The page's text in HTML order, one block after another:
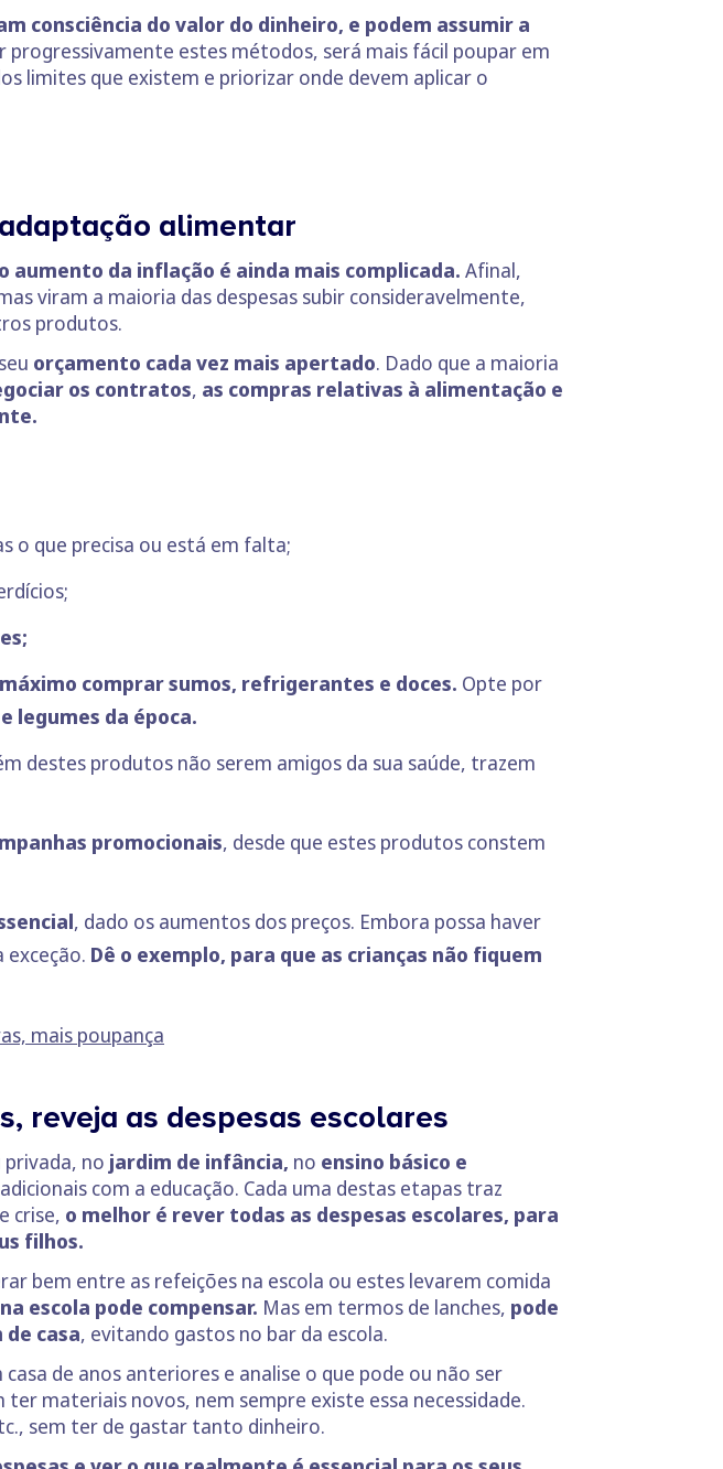
consciência do valor do dinheiro, e podem assumir a
progressivamente estes métodos, será mais fácil poupar em
limites que existem e priorizar onde devem aplicar o
alimentar
aumento da inflação é ainda mais complicada. Afinal,
viram a maioria das despesas subir consideravelmente,
produtos.
orçamento cada vez mais apertado. Dado que a maioria
os contratos, as compras relativas à alimentação e
o que precisa ou está em falta;
comprar sumos, refrigerantes e doces. Opte por
legumes da época.
destes produtos não serem amigos da sua saúde, trazem
promocionais, desde que estes produtos constem
, dado os aumentos dos preços. Embora possa haver
exceção. Dê o exemplo, para que as crianças não fiquem
mais poupança
reveja as despesas escolares
privada, no jardim de infância, no ensino básico e
com a educação. Cada uma destas etapas traz
crise, o melhor é rever todas as despesas escolares, para
filhos.
bem entre as refeições na escola ou estes levarem comida
escola pode compensar. Mas em termos de lanches, pode
casa, evitando gastos no bar da escola.
de anos anteriores e analise o que pode ou não ser
materiais novos, nem sempre existe essa necessidade.
sem ter de gastar tanto dinheiro.